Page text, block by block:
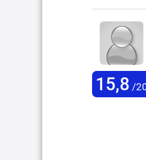
15,8 /